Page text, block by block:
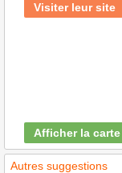
Visiter leur site
Afficher la carte
Autres suggestions